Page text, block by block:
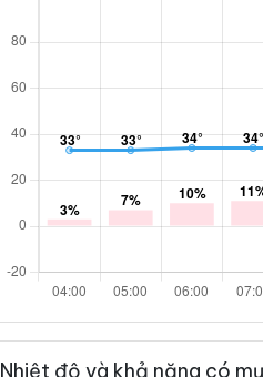
Nhiệt độ và khả năng có